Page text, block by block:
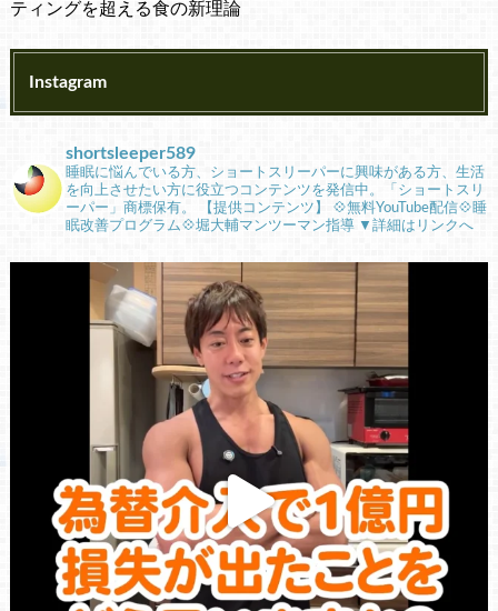
ティングを超える食の新理論
Instagram
shortsleeper589
睡眠に悩んでいる方、ショートスリーパーに興味がある方、生活
を向上させたい方に役立つコンテンツを発信中。「ショートスリ
ーパー」商標保有。
【提供コンテンツ】
💠無料YouTube配信💠睡
眠改善プログラム💠堀大輔マンツーマン指導▼詳細はリンクへ